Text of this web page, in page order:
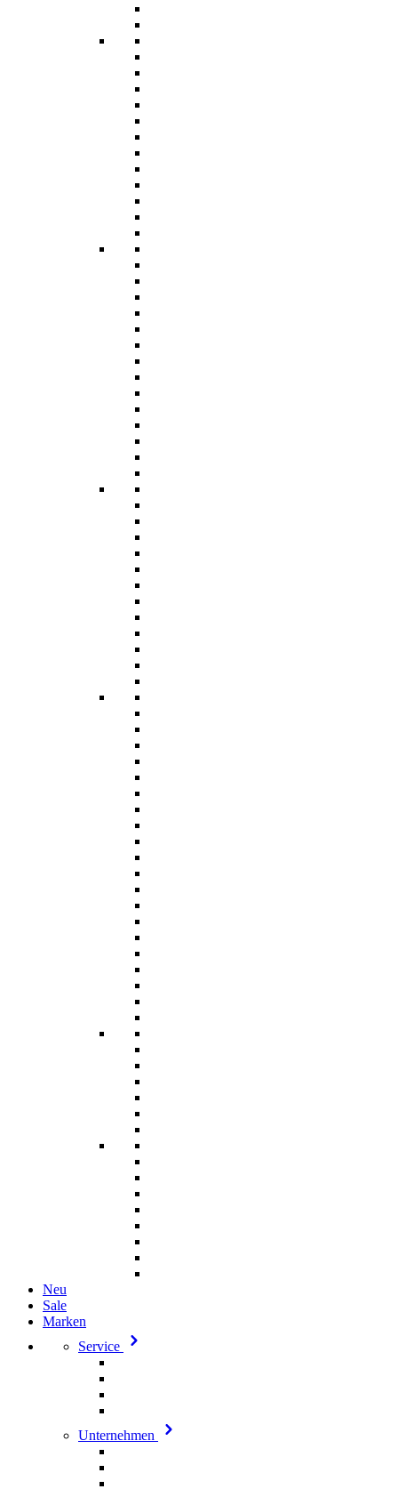
Neu
Sale
Marken
Service
Unternehmen